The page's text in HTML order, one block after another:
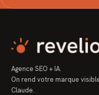
Agence SEO + IA.
On rend votre marque
Claude.